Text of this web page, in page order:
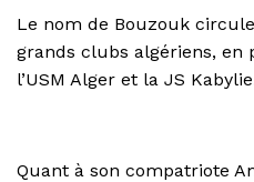
Le nom de Bouzouk
grands clubs algériens, en
l’USM Alger et la JS
Quant à son compatriote